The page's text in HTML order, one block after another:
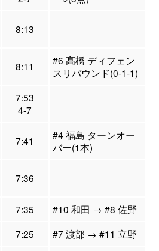
8:13
8:11
#6 髙橋 ディフェン
スリバウンド(0-1-1)
7:53
4-7
7:41
#4 福島 ターンオー
バー(1本)
7:36
7:35
#10 和田 → #8 佐野
7:25
#7 渡部 → #11 立野